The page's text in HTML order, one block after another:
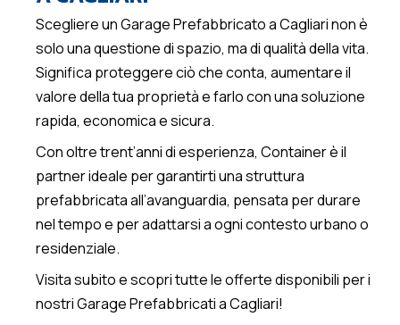
Scegliere un Garage Prefabbricato a Cagliari non è
solo una questione di spazio, ma di qualità della vita.
Significa proteggere ciò che conta, aumentare il
valore della tua proprietà e farlo con una soluzione
rapida, economica e sicura.
Con oltre trent’anni di esperienza, Container è il
partner ideale per garantirti una struttura
prefabbricata all’avanguardia, pensata per durare
nel tempo e per adattarsi a ogni contesto urbano o
residenziale.
Visita subito e scopri tutte le offerte disponibili per i
nostri Garage Prefabbricati a Cagliari!